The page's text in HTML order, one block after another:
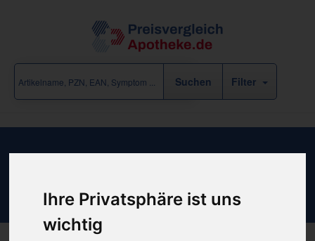
Ihre Privatsphäre ist uns
wichtig
Filter
medizinische Geräte" (59 Treffer)
eine Rubrik-Ebene zurück